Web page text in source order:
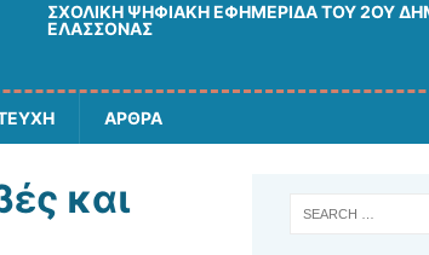
ΣΧΟΛΙΚΉ ΨΗΦΙΑΚΉ ΕΦΗΜΕΡΊΔΑ ΤΟΥ 2ΟΥ
ΕΛΑΣΣΌΝΑΣ
ΑΡΘΡΑ
και